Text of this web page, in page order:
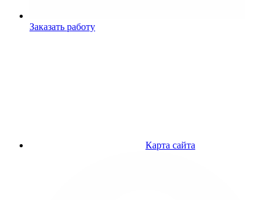
Заказать работу
Карта сайта